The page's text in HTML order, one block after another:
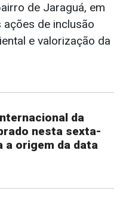
de Jaraguá, em
ações de inclusão
e valorização da
da
nesta sexta-
a origem da data